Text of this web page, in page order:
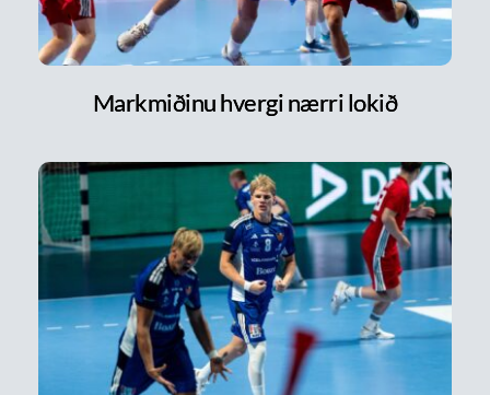
Markmiðinu hvergi nærri lokið